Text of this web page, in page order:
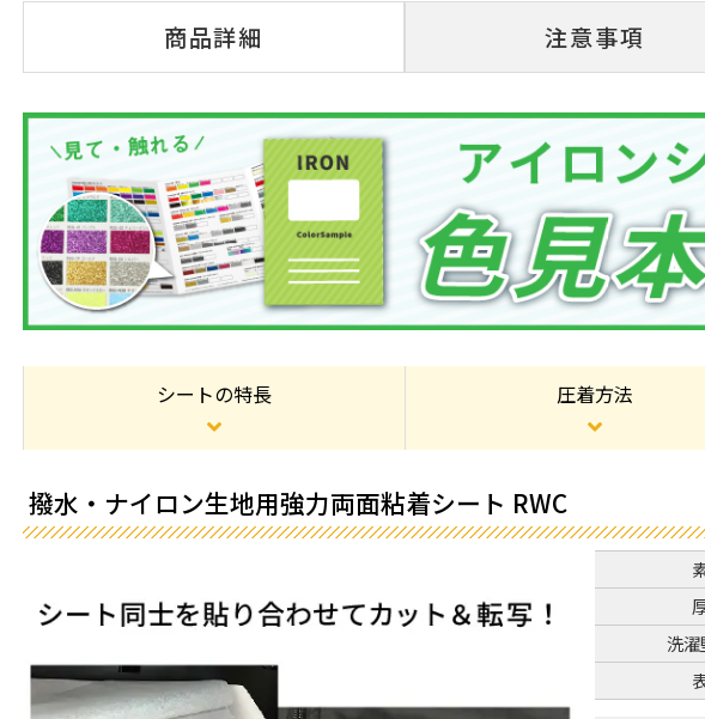
商品詳細 注意事項
シートの特長 圧着方法
撥水・ナイロン生地用強力両面粘着シート RWC
洗